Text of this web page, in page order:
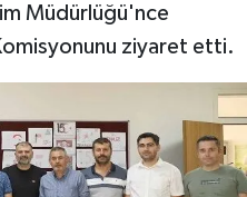
Müdürlüğü'nce
ziyaret etti.